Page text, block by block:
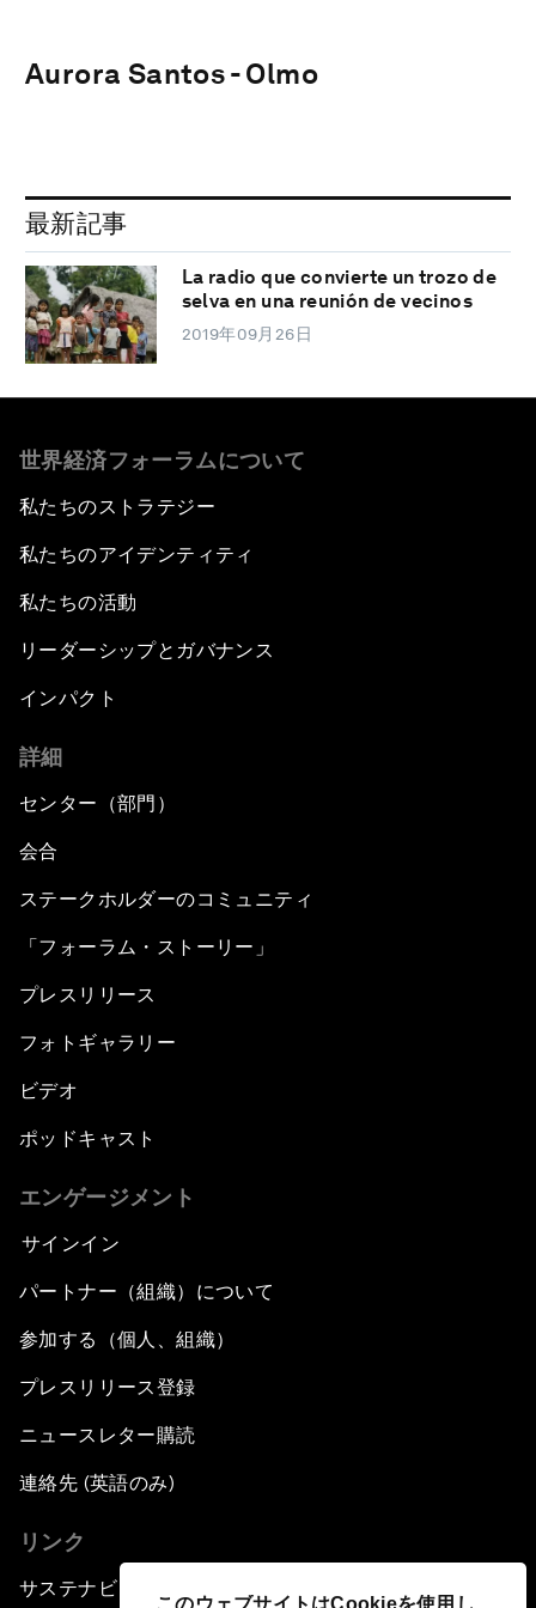
このウェブサイトはCookieを使用し
Aurora Santos - Olmo
最新記事
La radio que convierte un trozo de
selva en una reunión de vecinos
2019年09月26日
世界経済フォーラムについて
私たちのストラテジー
私たちのアイデンティティ
私たちの活動
リーダーシップとガバナンス
インパクト
詳細
センター（部門）
会合
ステークホルダーのコミュニティ
「フォーラム・ストーリー」
プレスリリース
フォトギャラリー
ビデオ
ポッドキャスト
エンゲージメント
サインイン
パートナー（組織）について
参加する（個人、組織）
プレスリリース登録
ニュースレター購読
連絡先 (英語のみ)
リンク
サステナビリティへの取り組み